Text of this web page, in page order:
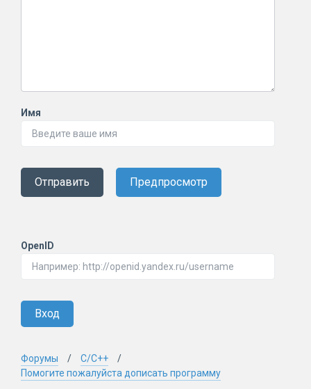
Имя
Отправить Предпросмотр
OpenID
Вход
Форумы
C/C++
Помогите пожалуйста дописать программу